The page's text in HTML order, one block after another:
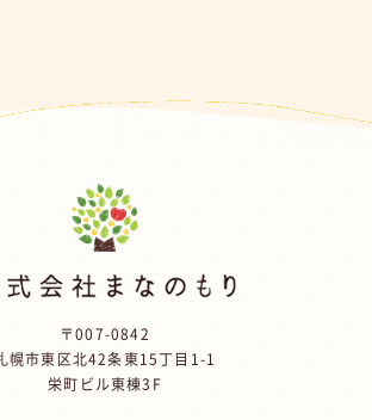
〒007-0842
幌市東区北42条東15丁目1-1
栄町ビル東棟3F